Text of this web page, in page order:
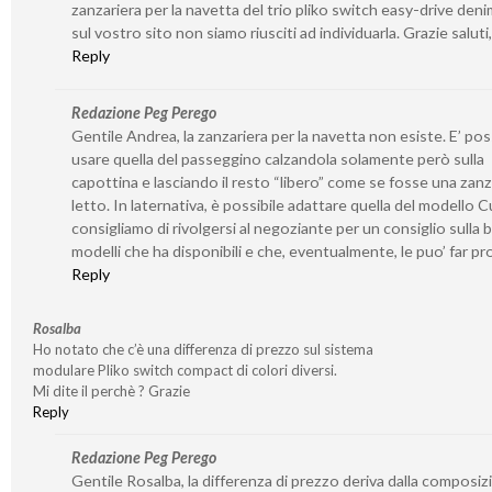
zanzariera per la navetta del trio pliko switch easy-drive
sul vostro sito non siamo riusciti ad individuarla. Grazie
Reply
Redazione Peg Perego
Gentile Andrea, la zanzariera per la navetta non esiste. E’
usare quella del passeggino calzandola solamente però sulla
capottina e lasciando il resto “libero” come se fosse una
letto. In laternativa, è possibile adattare quella del modello
consigliamo di rivolgersi al negoziante per un consiglio sulla
modelli che ha disponibili e che, eventualmente, le puo’ far
Reply
Rosalba
Ho notato che c’è una differenza di prezzo sul sistema
modulare Pliko switch compact di colori diversi.
Mi dite il perchè ? Grazie
Reply
Redazione Peg Perego
Gentile Rosalba, la differenza di prezzo deriva dalla